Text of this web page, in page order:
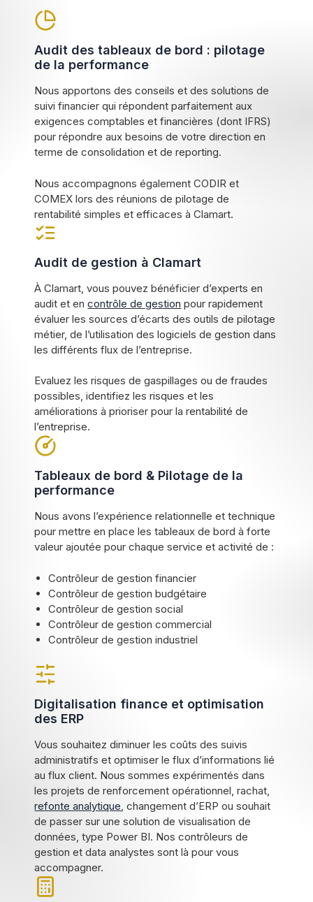
Audit des tableaux de bord : pilotage
de la performance
Nous apportons des conseils et des solutions de
suivi financier qui répondent parfaitement aux
exigences comptables et financières (dont IFRS)
pour répondre aux besoins de votre direction en
terme de consolidation et de reporting.
Nous accompagnons également CODIR et
COMEX lors des réunions de pilotage de
rentabilité simples et efficaces à Clamart.
Audit de gestion à Clamart
À Clamart, vous pouvez bénéficier d’experts en
audit et encontrôle de gestion pour rapidement
évaluer les sources d’écarts des outils de pilotage
métier, de l’utilisation des logiciels de gestion dans
les différents flux de l’entreprise.
Evaluez les risques de gaspillages ou de fraudes
possibles, identifiez les risques et les
améliorations à prioriser pour la rentabilité de
l’entreprise.
Tableaux de bord & Pilotage de la
performance
Nous avons l’expérience relationnelle et technique
pour mettre en place les tableaux de bord à forte
valeur ajoutée pour chaque service et activité de :
Contrôleur de gestion financier
Contrôleur de gestion budgétaire
Contrôleur de gestion social
Contrôleur de gestion commercial
Contrôleur de gestion industriel
Digitalisation finance et optimisation
des ERP
Vous souhaitez diminuer les coûts des suivis
administratifs et optimiser le flux d’informations lié
au flux client. Nous sommes expérimentés dans
les projets de renforcement opérationnel, rachat,
refonte analytique, changement d’ERP ou souhait
de passer sur une solution de visualisation de
données, type Power BI. Nos contrôleurs de
gestion et data analystes sont là pour vous
accompagner.